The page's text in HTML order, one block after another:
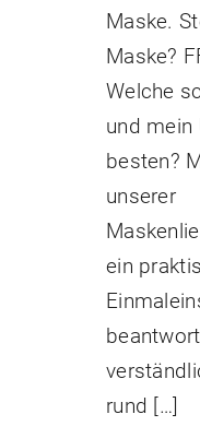
Maske.
Maske?
Welche
und mein
besten?
unserer
ein
rund […]